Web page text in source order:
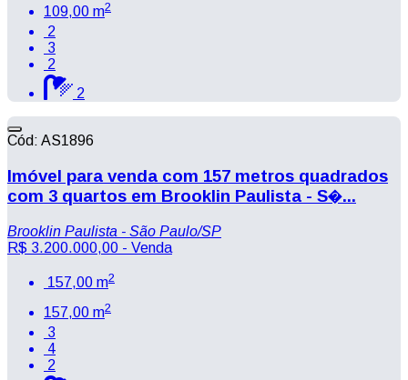
109,00 m2
2
3
2
2
Cód: AS1896
Imóvel para venda com 157 metros quadrados
com 3 quartos em Brooklin Paulista - S�...
Brooklin Paulista - São Paulo/SP
R$ 3.200.000,00 - Venda
157,00 m2
157,00 m2
3
4
2